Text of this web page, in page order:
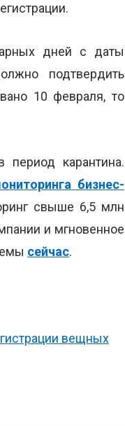
дней с даты
подтвердить
10 февраля, то
карантина.
бизнес-
свыше 6,5 млн
и мгновенное
сейчас.
вещных